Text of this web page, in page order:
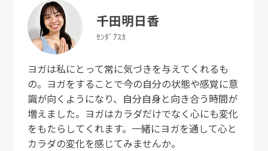
千田明日香
ｾﾝﾀﾞ ｱｽｶ
ヨガは私にとって常に気づきを与えてくれるも
の。ヨガをすることで今の自分の状態や感覚に意
識が向くようになり、自分自身と向き合う時間が
増えました。ヨガはカラダだけでなく心にも変化
をもたらしてくれます。一緒にヨガを通して心と
カラダの変化を感じてみませんか。